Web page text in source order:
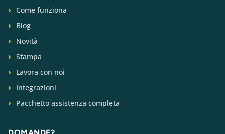
Come funziona
Blog
Novità
Stampa
Lavora con noi
Integrazioni
Pacchetto assistenza completa